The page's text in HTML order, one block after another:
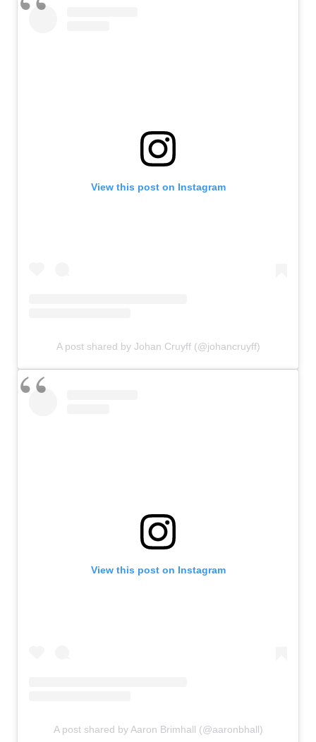
View this post on Instagram
A post shared by Johan Cruyff (@johancruyff)
View this post on Instagram
A post shared by Aaron Brimhall (@aaronbhall)